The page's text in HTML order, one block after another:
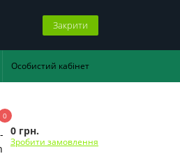
Закрити
Особистий кабінет
0
0 грн.
Зробити замовлення